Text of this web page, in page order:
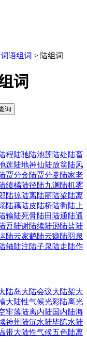
词语组词 > 陆组词
词
程陆驰陆池莲陆处陆畜
莲陆地神仙陆放翁陆风
贾分金陆贾分橐陆家老
绩橘陆径陆九渊 陆机雾
陆掠陆离陆丽陆梁陆离
陆藕陆皮陆桥陆衢陆上
输陆死骨陆田 陆通 陆通
吾陆谢陆续陆逊陆盐陆
陆云家鹤陆云癖陆羽泉
轴陆注陆子泉 陆走陆作
陆岛大陆会议大陆架大
大陆性气候光彩陆离光
牢落陆离内陆国内陆海
神州陆沉水陆毕陈水陆
带大陆性气候五色陆离